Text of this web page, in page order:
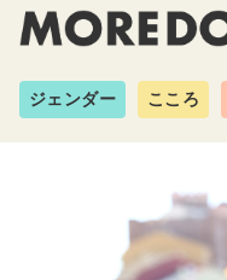
ジェンダー こころ